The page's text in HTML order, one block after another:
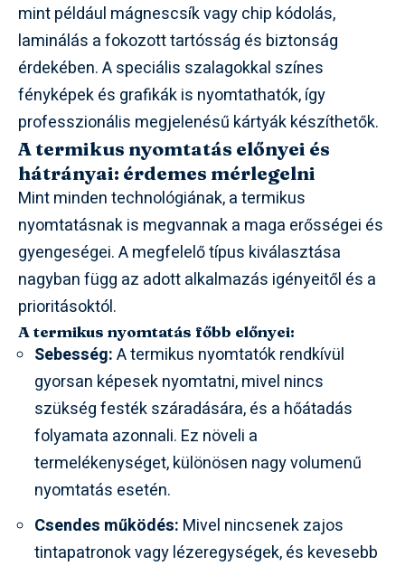
mint például mágnescsík vagy chip kódolás,
laminálás a fokozott tartósság és biztonság
érdekében. A speciális szalagokkal színes
fényképek és grafikák is nyomtathatók, így
professzionális megjelenésű kártyák készíthetők.
A termikus nyomtatás előnyei és
hátrányai: érdemes mérlegelni
Mint minden technológiának, a termikus
nyomtatásnak is megvannak a maga erősségei és
gyengeségei. A megfelelő típus kiválasztása
nagyban függ az adott alkalmazás igényeitől és a
prioritásoktól.
A termikus nyomtatás főbb előnyei:
Sebesség:A termikus nyomtatók rendkívül
gyorsan képesek nyomtatni, mivel nincs
szükség festék száradására, és a hőátadás
folyamata azonnali. Ez növeli a
termelékenységet, különösen nagy volumenű
nyomtatás esetén.
Csendes működés: Mivel nincsenek zajos
tintapatronok vagy lézeregységek, és kevesebb